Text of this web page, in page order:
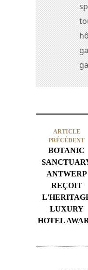
ARTICLE
PRÉCÉDENT
BOTANIC
ANTWERP
REÇOIT
LUXURY
HOTEL